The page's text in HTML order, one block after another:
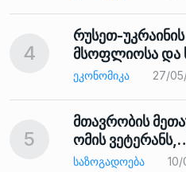
4
რუსეთ-
მსოფლიოსა და
ᲔᲙᲝᲜᲝᲛᲘᲙᲐ 27/
5
მთავრობის
ომის
ᲡᲐᲖᲝᲒᲐᲓᲝᲔᲑᲐ